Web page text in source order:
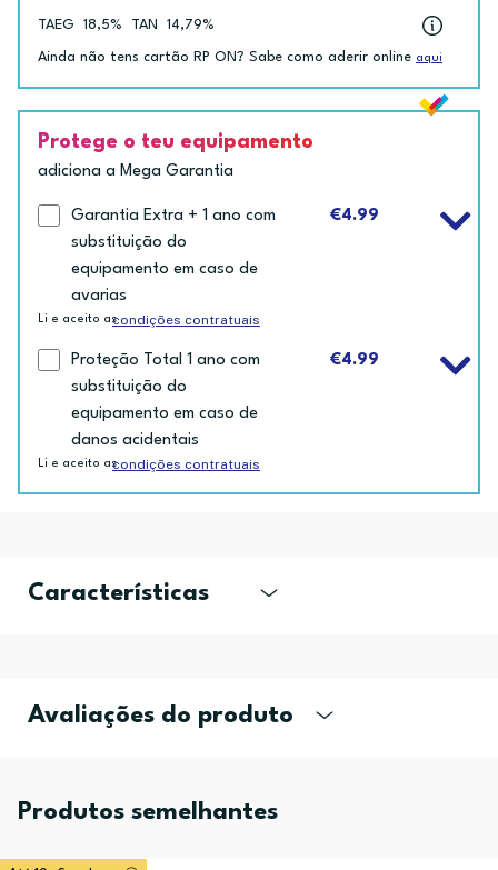
TAEG 18,5% TAN 14,79%
Ainda não tens cartão RP ON? Sabe como aderir online aqui
Protege o teu equipamento
adiciona a Mega Garantia
Garantia Extra + 1 ano com
substituição do
equipamento em caso de
avarias
€4.99
Li e aceito ascondições contratuais
Proteção Total 1 ano com
substituição do
equipamento em caso de
danos acidentais
€4.99
Li e aceito ascondições contratuais
Características
Avaliações do produto
Produtos semelhantes